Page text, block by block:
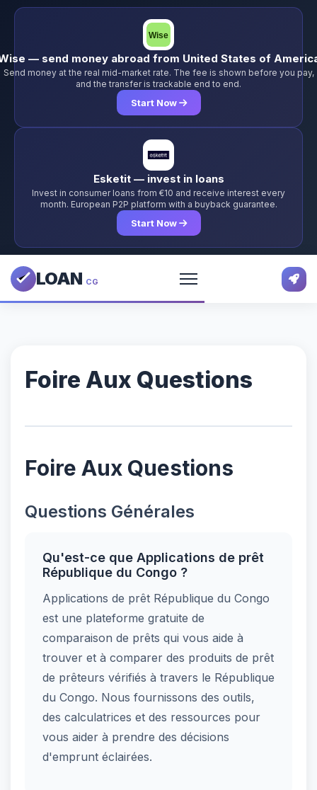
— send money abroad from United States of
Send money at the real mid-market rate. The fee is shown before you pay,
and the transfer is trackable end to end.
Start Now
Esketit — invest in loans
Invest in consumer loans from €10 and receive interest every
month. European P2P platform with a buyback guarantee.
Start Now
LOAN CG
Foire Aux Questions
Foire Aux Questions
Questions Générales
Qu'est-ce que Applications de prêt
République du Congo ?
Applications de prêt République du Congo
est une plateforme gratuite de
comparaison de prêts qui vous aide à
trouver et à comparer des produits de prêt
de prêteurs vérifiés à travers le République
du Congo. Nous fournissons des outils,
des calculatrices et des ressources pour
vous aider à prendre des décisions
d'emprunt éclairées.